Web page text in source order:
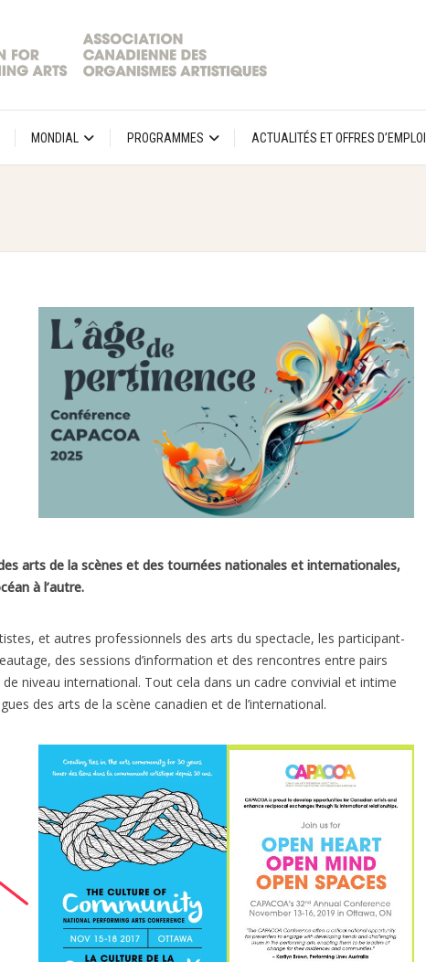
MONDIAL PROGRAMMES ACTUALITÉS ET OFFRES D’EMPLOI
arts de la scènes et des tournées nationales et internationales,
à l’autre.
et autres professionnels des arts du spectacle, les participant-
des sessions d’information et des rencontres entre pairs
niveau international. Tout cela dans un cadre convivial et intime
des arts de la scène canadien et de l’international.